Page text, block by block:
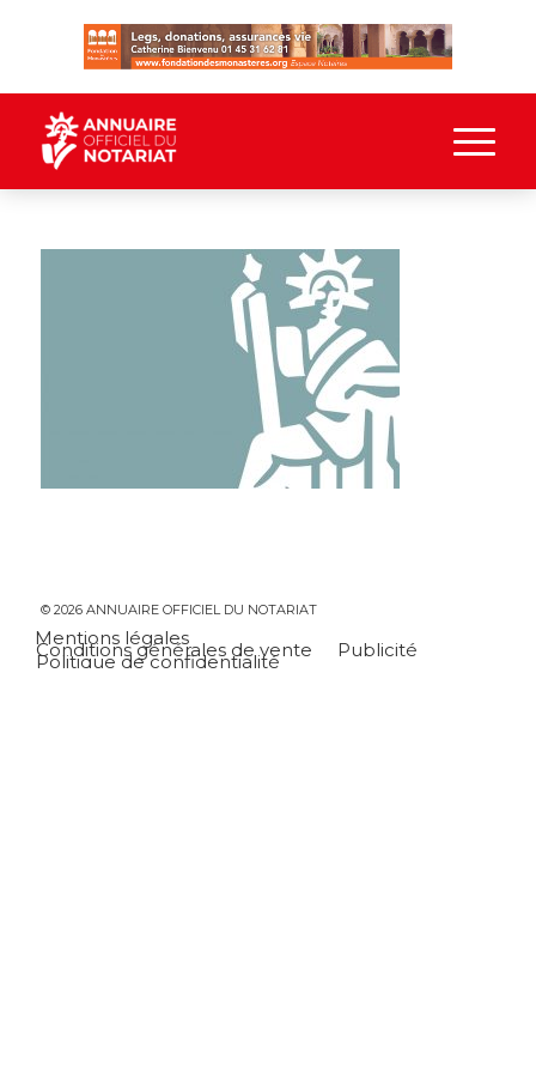
© 2026 ANNUAIRE OFFICIEL DU NOTARIAT
Mentions légales
Conditions générales de vente Publicité
Politique de confidentialité